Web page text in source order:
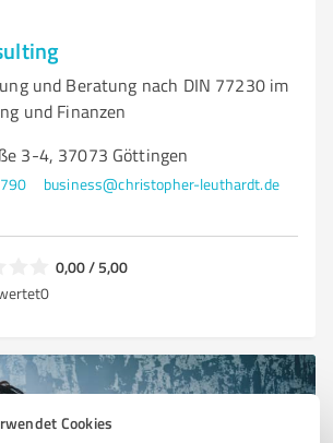
Cookies
und Beratung nach DIN 77230 im
und Finanzen
3-4, 37073 Göttingen
business@christopher-leuthardt.de
0,00 / 5,00
0